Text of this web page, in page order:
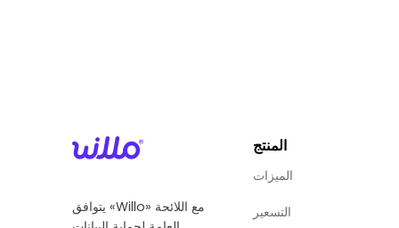
يتوافق «Willo» مع اللائحة
المنتج
الميزات
التسعير